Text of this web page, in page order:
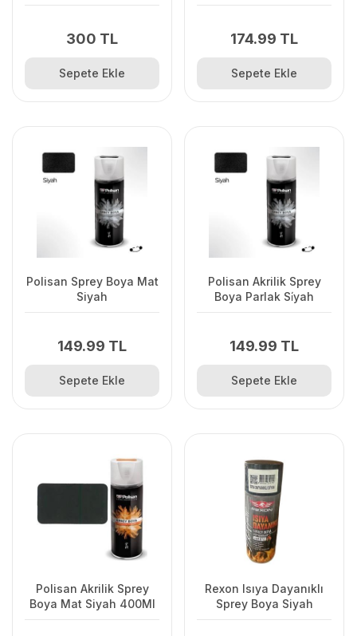
300 TL
Sepete Ekle
174.99 TL
Sepete Ekle
Polisan Sprey Boya Mat
Siyah
149.99 TL
Sepete Ekle
Polisan Akrilik Sprey
Boya Parlak Si̇yah
149.99 TL
Sepete Ekle
Polisan Akrilik Sprey
Boya Mat Siyah 400Ml
Rexon Isıya Dayanıklı
Sprey Boya Siyah